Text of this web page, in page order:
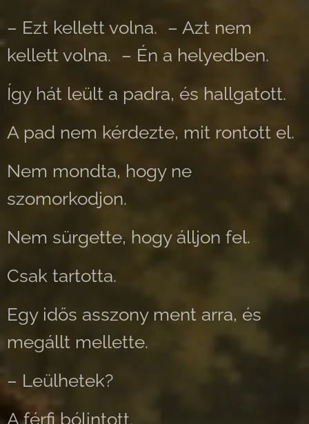
– Ezt kellett volna. – Azt nem
kellett volna. – Én a helyedben.
Így hát leült a padra, és hallgatott.
A pad nem kérdezte, mit rontott el.
Nem mondta, hogy ne
szomorkodjon.
Nem sürgette, hogy álljon fel.
Csak tartotta.
Egy idős asszony ment arra, és
megállt mellette.
– Leülhetek?
A férfi bólintott.